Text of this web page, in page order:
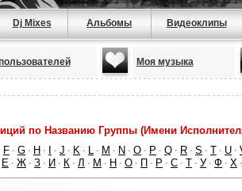
Dj Mixes Альбомы Видеоклипы
Моя музыка
по Названию Группы (Имени
F · G · H · · J · K · L · M · N · O · P · Q · R · S · T · U ·
Е · Ж · З · И · К · Л · М · Н · О · П · Р · С · Т · У · Ф · Х